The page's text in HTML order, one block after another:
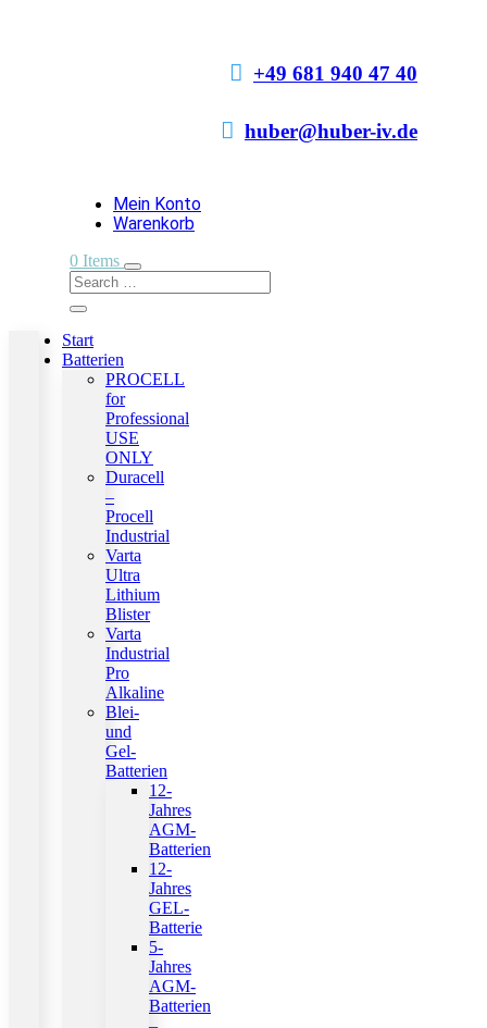
 +49 681 940 47 40
 huber@huber-iv.de
Mein Konto
Warenkorb
0 Items
Start
Batterien
PROCELL
for
Professional
USE
ONLY
Duracell
–
Procell
Industrial
Varta
Ultra
Lithium
Blister
Varta
Industrial
Pro
Alkaline
Blei-
und
Gel-
Batterien
12-
Jahres
AGM-
Batterien
12-
Jahres
GEL-
Batterie
5-
Jahres
AGM-
Batterien